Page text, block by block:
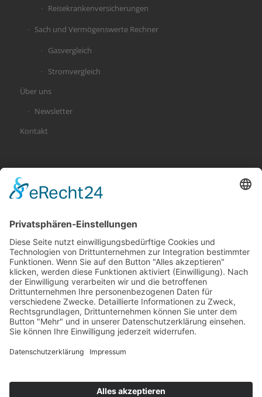
Reisekrankenversicherungen
Sach und Vermögenswerte Rechner
Gasvergleich
Stromvergleich
Über uns
Newsletter
Kontakt
KATEGORIEN
Altersvorsorge
Gerichtsurteile
Gesundheit und Beruf
Haus
KFZ
Recht
Schadenspraxis
Tiere